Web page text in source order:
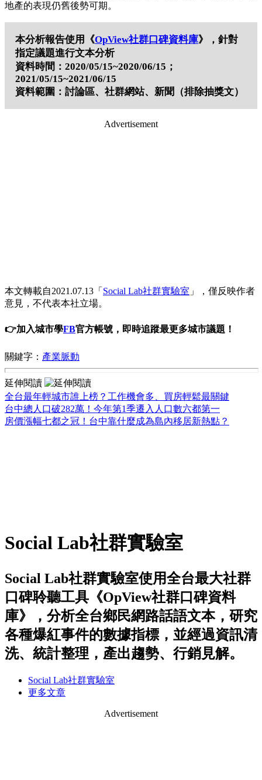
地產的表現仍舊後勢可期。
本分析報告使用《OpView社群口碑資料庫》，針對
指定議題進行文本分析
資料時間：2020/05/15~2020/06/15；
2021/05/15~2021/06/15
資料範圍：討論區、社群網站、新聞（排除抽獎文）
Advertisement
本文轉載自2021.07.13「 Social Lab社群實驗室 」，僅反映作者
意見，不代表本社立場。
👉加入城市學FB官方帳號，即時追蹤最更多城市議題！
關鍵字： 產業脈動
延伸閱讀
全台最年輕城市誰上榜？工作機會多、買房輕鬆最關鍵
台中總人口破282萬！今年第1季遷入人口數六都第一
房價漲幅七都之冠！台中靠什麼成為島內移居新熱點？
Social Lab社群實驗室
Social Lab社群實驗室使用全台最大社群
口碑聆聽工具《OpView社群口碑資料
庫》，分析全台鄉民網路話語文本，研究
各種爆紅事件的數據指標，並經過資訊清
洗、統計整理，產出趨勢、行銷見解。
Social Lab社群實驗室
更多文章
Advertisement